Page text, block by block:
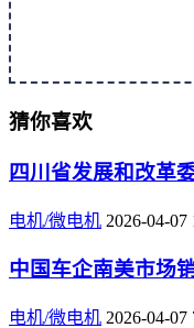
猜你喜欢
四川省发展和改革
电机/微电机 2026-04-07
中国车企南美市场
电机/微电机 2026-04-07